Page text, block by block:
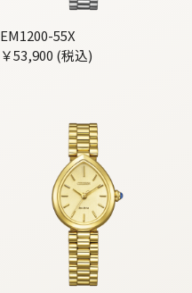
EM1200-55X
￥53,900 (税込)